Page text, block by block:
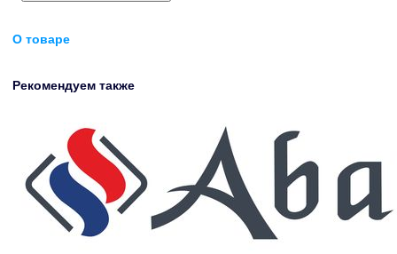
О товаре
Рекомендуем также